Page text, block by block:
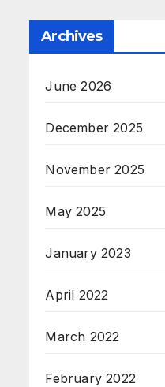
Archives
June 2026
December 2025
November 2025
May 2025
January 2023
April 2022
March 2022
February 2022